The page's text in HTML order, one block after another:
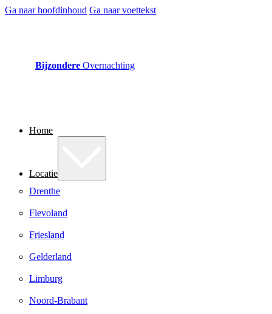
Ga naar hoofdinhoud Ga naar voettekst
Bijzondere Overnachting
Home
Locatie
Drenthe
Flevoland
Friesland
Gelderland
Limburg
Noord-Brabant